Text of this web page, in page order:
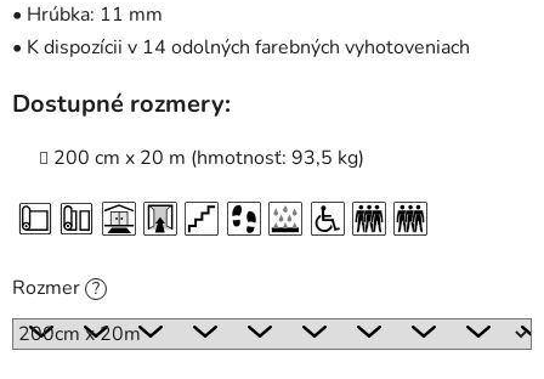
• Hrúbka: 11 mm
• K dispozícii v 14 odolných farebných vyhotoveniach
Dostupné rozmery:
200 cm x 20 m (hmotnosť: 93,5 kg)
Rozmer ?